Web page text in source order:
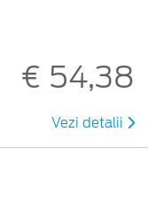
€ 54,38
Vezi detalii